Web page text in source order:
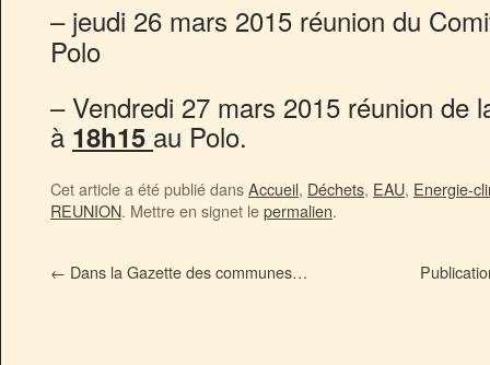
– jeudi 26 mars 2015 réunion du
Polo
– Vendredi 27 mars 2015 réunion de
à 18h15 au Polo.
Cet article a été publié dansAccueil, Déchets, EAU, Energie-
REUNION. Mettre en signet lepermalien.
← Dans la Gazette des communes…